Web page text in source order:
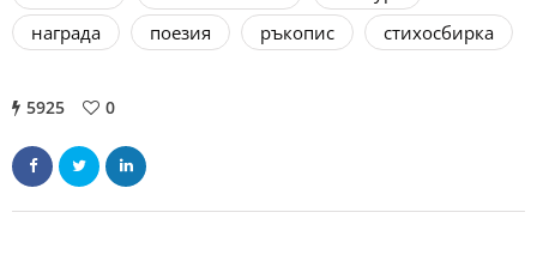
награда
поезия ръкопис стихосбирка
5925 0